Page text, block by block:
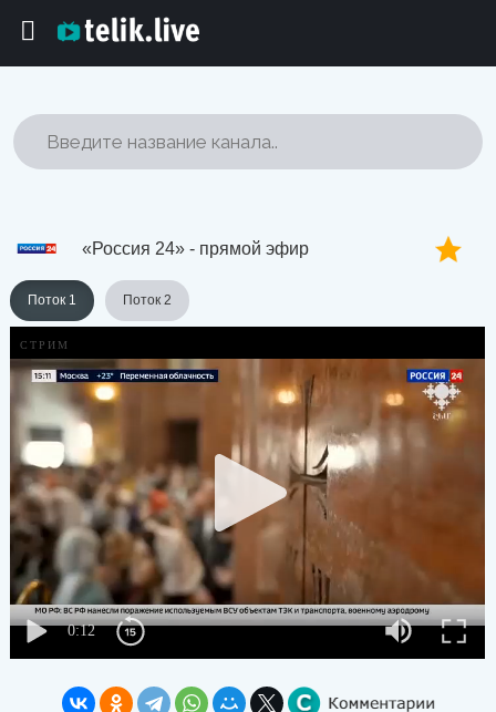
«Россия 24» - прямой эфир
Поток 1 Поток 2